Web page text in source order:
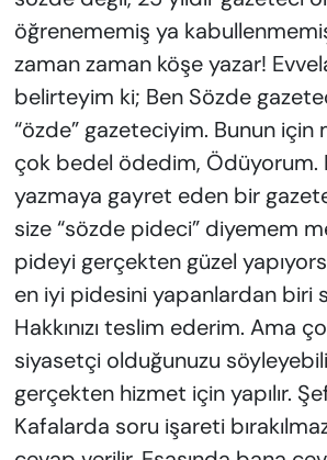
öğrenememiş ya
zaman zaman köşe yazar!
belirteyim ki; Ben Sözde
“özde” gazeteciyim. Bunun
çok bedel ödedim, Ödüyorum.
yazmaya gayret eden bir
size “sözde pideci” diyemem
pideyi gerçekten güzel
en iyi pidesini yapanlardan biri
Hakkınızı teslim ederim. Ama
siyasetçi olduğunuzu
gerçekten hizmet için yapılır.
Kafalarda soru işareti